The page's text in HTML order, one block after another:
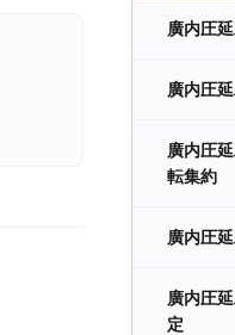
廣内圧
廣内圧
廣内圧
転集約
廣内圧
廣内圧
定